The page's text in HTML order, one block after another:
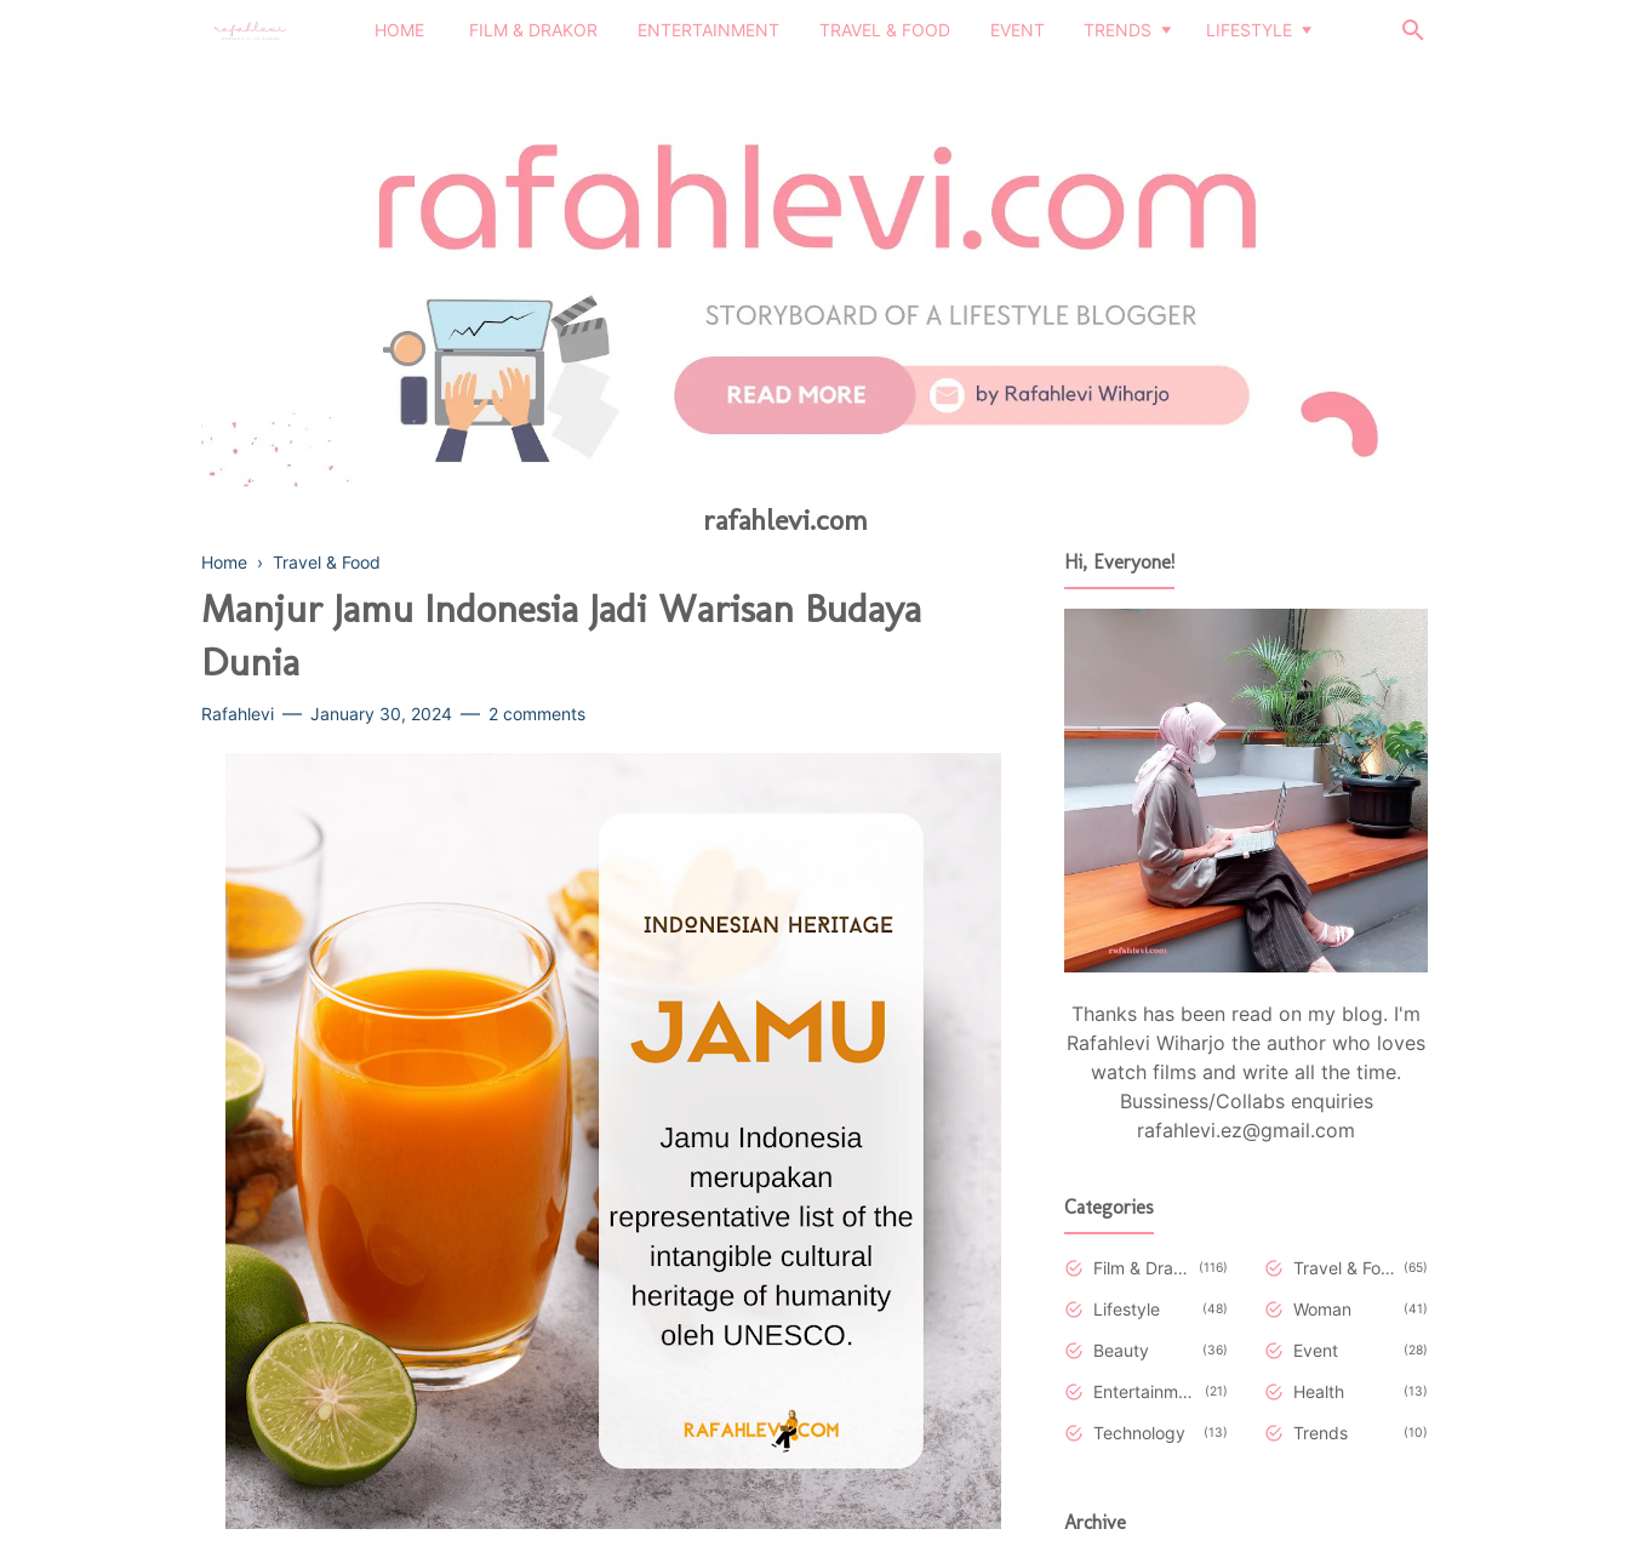
HOME FILM & DRAKOR ENTERTAINMENT TRAVEL & FOOD EVENT TRENDS LIFESTYLE
rafahlevi.com
Home › Travel & Food
Manjur Jamu Indonesia Jadi Warisan Budaya
Dunia
Rafahlevi January 30, 2024 2 comments
Hi, Everyone!
Thanks has been read on my blog. I'm
Rafahlevi Wiharjo the author who loves
watch films and write all the time.
Bussiness/Collabs enquiries
rafahlevi.ez@gmail.com
Categories
Film & Drakor 116 Travel & Food 65
Lifestyle 48 Woman 41
Beauty 36 Event 28
Entertainment 21 Health 13
Technology 13 Trends 10
Archive